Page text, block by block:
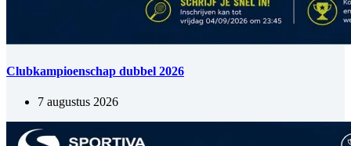
Clubkampioenschap dubbel 2026
7 augustus 2026